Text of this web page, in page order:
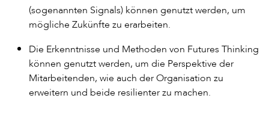
(sogenannten Signals) können genutzt werden, um
mögliche Zukünfte zu erarbeiten.
Die Erkenntnisse und Methoden von Futures Thinking
können genutzt werden, um die Perspektive der
Mitarbeitenden, wie auch der Organisation zu
erweitern und beide resilienter zu machen.